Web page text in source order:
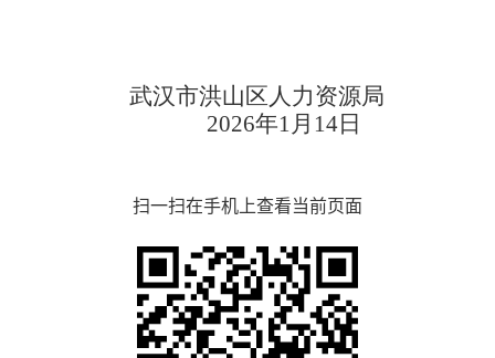
武汉市洪山区人力资源局
2026年1月 14日
扫一扫在手机上查看当前页面